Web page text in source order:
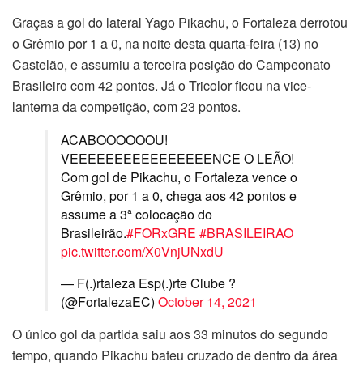
Graças a gol do lateral Yago Pikachu, o Fortaleza derrotou
o Grêmio por 1 a 0, na noite desta quarta-feira (13) no
Castelão, e assumiu a terceira posição do Campeonato
Brasileiro com 42 pontos. Já o Tricolor ficou na vice-
lanterna da competição, com 23 pontos.
ACABOOOOOOU!
VEEEEEEEEEEEEEEEENCE O LEÃO!
Com gol de Pikachu, o Fortaleza vence o
Grêmio, por 1 a 0, chega aos 42 pontos e
assume a 3ª colocação do
Brasileirão.#FORxGRE #BRASILEIRAO
pic.twitter.com/X0VnjUNxdU
— F(.)rtaleza Esp(.)rte Clube ?
(@FortalezaEC) October 14, 2021
O único gol da partida saiu aos 33 minutos do segundo
tempo, quando Pikachu bateu cruzado de dentro da área